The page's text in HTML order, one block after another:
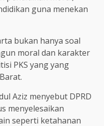
guna menekan
bukan hanya soal
moral dan karakter
PKS yang yang
Aziz menyebut DPRD
menyelesaikan
seperti ketahanan